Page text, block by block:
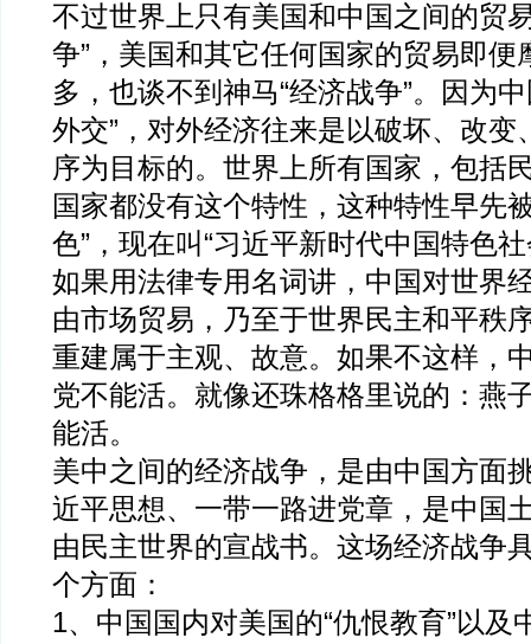
不过世界上只有美国和中国之间的贸
争”，美国和其它任何国家的贸易即便
多，也谈不到神马“经济战争”。因为
外交”，对外经济往来是以破坏、改变
序为目标的。世界上所有国家，包括
国家都没有这个特性，这种特性早先
色”，现在叫“习近平新时代中国特色
如果用法律专用名词讲，中国对世界
由市场贸易，乃至于世界民主和平秩
重建属于主观、故意。如果不这样，
党不能活。就像还珠格格里说的：燕
能活。
美中之间的经济战争，是由中国方面
近平思想、一带一路进党章，是中国
由民主世界的宣战书。这场经济战争
个方面：
1、中国国内对美国的“仇恨教育”以及